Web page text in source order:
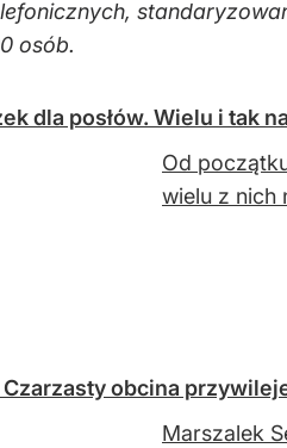
osób.
dla posłów. Wielu i tak
Od
wielu z nich
obcina
Marszalek